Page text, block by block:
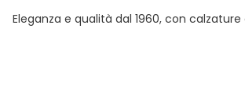
Eleganza e qualità dal 1960, con